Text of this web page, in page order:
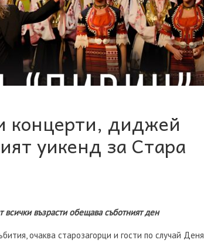
концерти, диджей
уикенд за Стара
всички възрасти обещава съботният ден
очаква старозагорци и гости по случай Деня